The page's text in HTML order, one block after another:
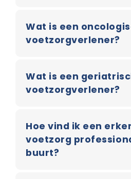
Wat is een
voetzorgverlener?
Wat is een
voetzorgverlener?
Hoe vind ik een
voetzorg
buurt?